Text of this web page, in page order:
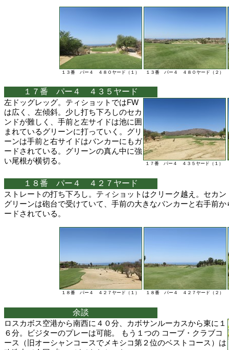
１３番 パー４ ４８０ヤード（２）
１３番 パー４ ４８０ヤード（１）
１７番 パー４ ４３５ヤード
１７番 パー４ ４３５ヤード（１）
左ドッグレッグ。ティショットではFW
は広く、左傾斜。少し打ち下ろしのセカ
ンドが難しく、手前と左サイドは池に囲
まれているグリーンに打っていく。グリ
ーンは手前と右サイドはバンカーにもガ
ードされている。グリーンの真ん中に強
い尾根が横切る。
１８番 パー４ ４２７ヤード
ストレートの打ち下ろし。ティショットはクリーク越え。セカ
グリーンは砲台で受けていて、手前の大きなバンカーと右手前
ードされている。
１８番 パー４ ４２７ヤード（２）
１８番 パー４ ４２７ヤード（１）
余談
ロスカボス空港から南西に４０分、カボサンルーカスから東に１
６分。ビジターのプレーは可能。 もう１つの コーブ・クラブコ
ース（旧オーシャンコースでメキシコ第２位のベストコース）は